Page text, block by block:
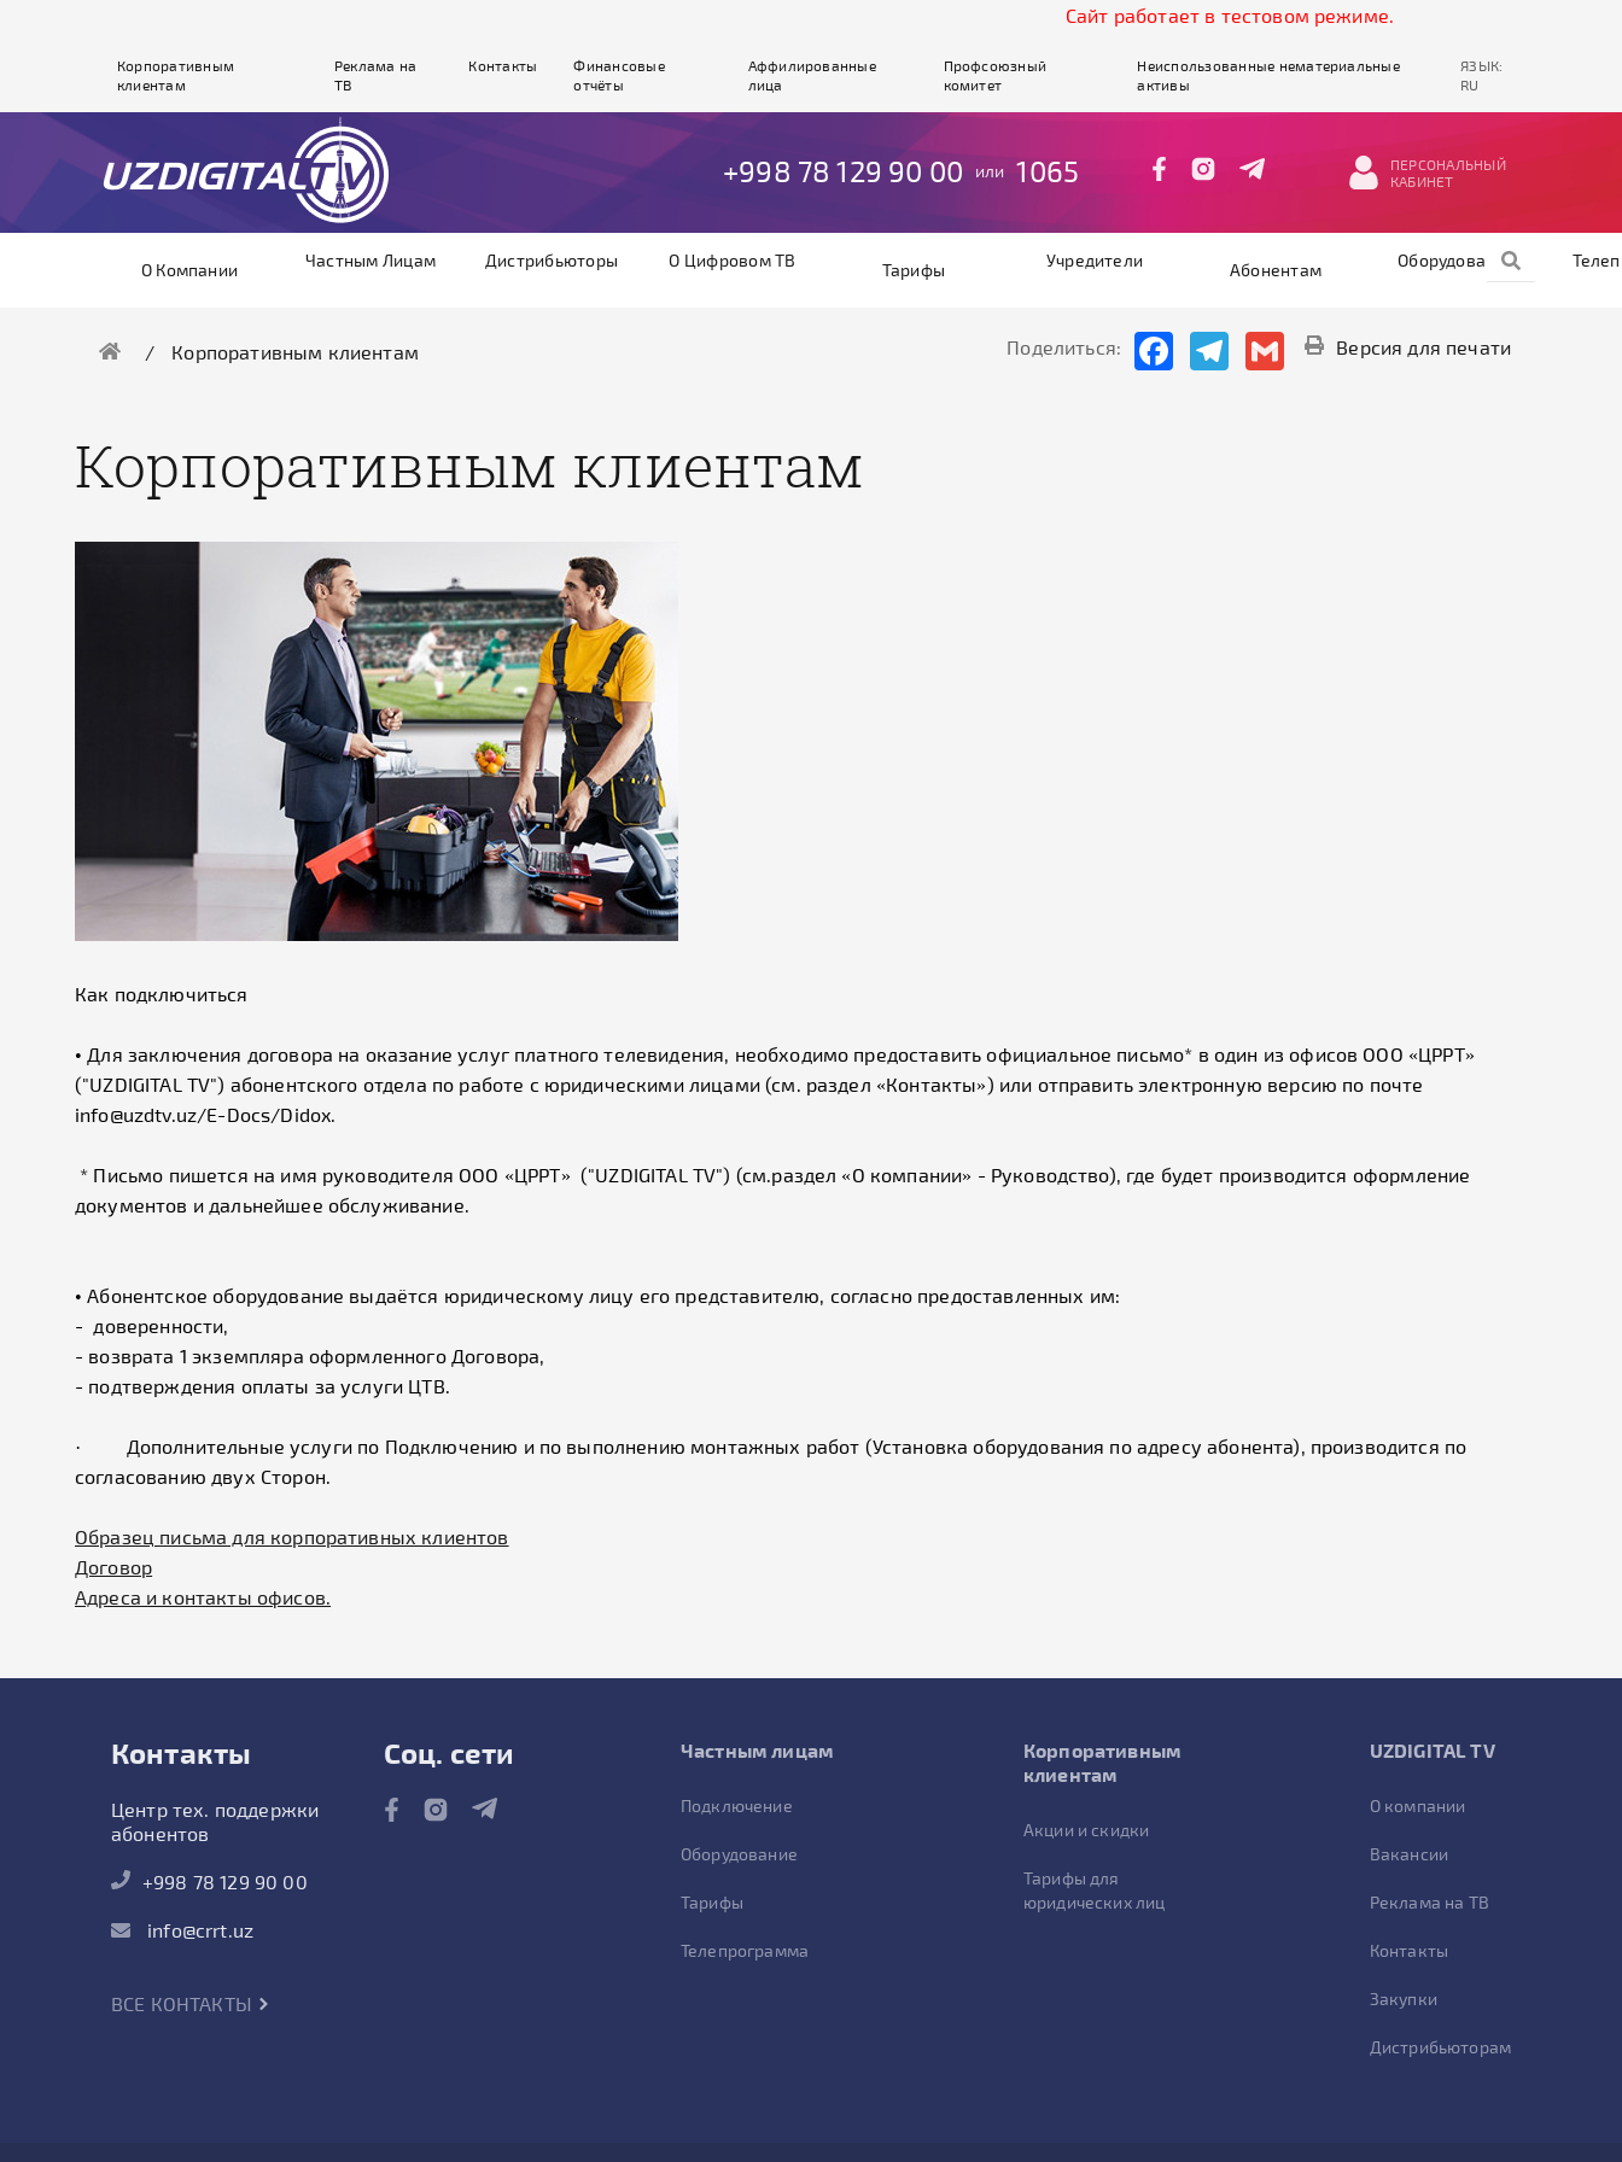
Cайт работает в тестовом режиме.
Корпоративным
клиентам
Реклама на
ТВ
Контакты
Финансовые
отчёты
Аффилированные
лица
Профсоюзный
комитет
Неиспользованные нематериальные
активы
ЯЗЫК:
RU
+998 78 129 90 00 или 1065
ПЕРСОНАЛЬНЫЙ
КАБИНЕТ
О Компании Частным Лицам Дистрибьюторы О Цифровом ТВ Тарифы Учредители Абонентам Оборудование
Корпоративным клиентам Поделиться: FacebookTelegramGmail Версия для печати
Корпоративным клиентам
Как подключиться
• Для заключения договора на оказание услуг платного телевидения, необходимо предоставить официальное письмо* в один из офисов ООО «ЦРРТ»
("UZDIGITAL TV") абонентского отдела по работе с юридическими лицами (см. раздел «Контакты») или отправить электронную версию по почте
info@uzdtv.uz/E-Docs/Didox.
* Письмо пишется на имя руководителя ООО «ЦРРТ» ("UZDIGITAL TV") (см.раздел «О компании» - Руководство), где будет производится оформление
документов и дальнейшее обслуживание.
• Абонентское оборудование выдаётся юридическому лицу его представителю, согласно предоставленных им:
- доверенности,
- возврата 1 экземпляра оформленного Договора,
- подтверждения оплаты за услуги ЦТВ.
· Дополнительные услуги по Подключению и по выполнению монтажных работ (Установка оборудования по адресу абонента), производится по
согласованию двух Сторон.
Образец письма для корпоративных клиентов
Договор
Адреса и контакты офисов.
Контакты
Центр тех. поддержки
абонентов
+998 78 129 90 00
info@crrt.uz
ВСЕ КОНТАКТЫ
Соц. сети Частным лицам
Подключение
Оборудование
Тарифы
Телепрограмма
Корпоративным
клиентам
Акции и скидки
Тарифы для
юридических лиц
UZDIGITAL TV
О компании
Вакансии
Реклама на ТВ
Контакты
Закупки
Дистрибьюторам